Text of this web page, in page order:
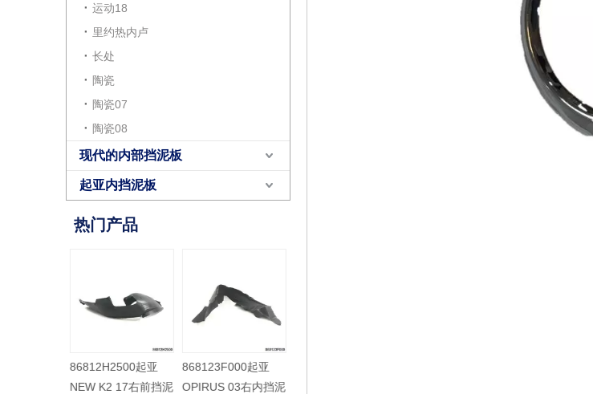
运动18
里约热内卢
长处
陶瓷
陶瓷07
陶瓷08
现代的内部挡泥板
起亚内挡泥板
热门产品
86812H2500起亚
NEW K2 17右前挡泥
868123F000起亚
OPIRUS 03右内挡泥